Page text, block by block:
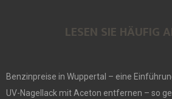
LESEN SIE HÄUFIG
Benzinpreise in Wuppertal – eine
UV-Nagellack mit Aceton entfernen – so